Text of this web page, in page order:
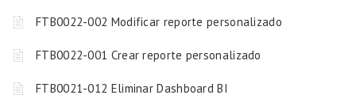
FTB0022-002 Modificar reporte personalizado
FTB0022-001 Crear reporte personalizado
FTB0021-012 Eliminar Dashboard BI